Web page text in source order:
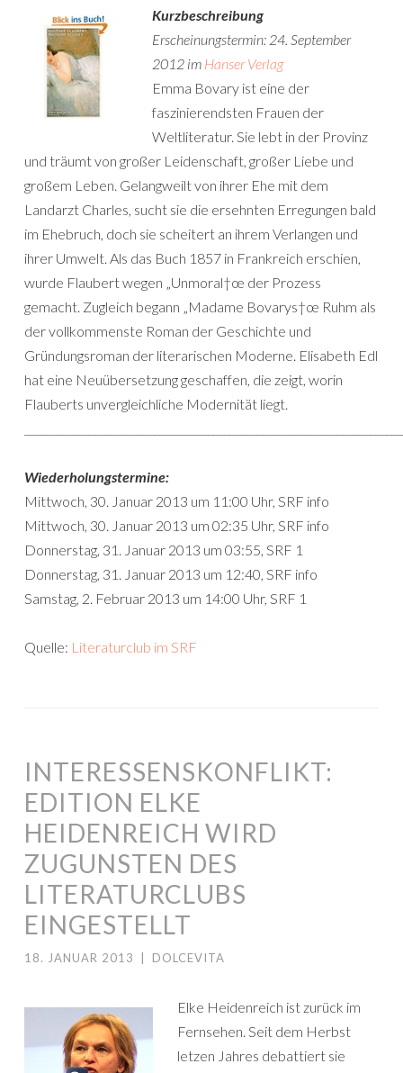
Kurzbeschreibung
Erscheinungstermin: 24. September
2012 im Hanser Verlag
Emma Bovary ist eine der
faszinierendsten Frauen der
Weltliteratur. Sie lebt in der Provinz
und träumt von großer Leidenschaft, großer Liebe und
großem Leben. Gelangweilt von ihrer Ehe mit dem
Landarzt Charles, sucht sie die ersehnten Erregungen bald
im Ehebruch, doch sie scheitert an ihrem Verlangen und
ihrer Umwelt. Als das Buch 1857 in Frankreich erschien,
wurde Flaubert wegen „Unmoral†œ der Prozess
gemacht. Zugleich begann „Madame Bovarys†œ Ruhm als
der vollkommenste Roman der Geschichte und
Gründungsroman der literarischen Moderne. Elisabeth Edl
hat eine Neuübersetzung geschaffen, die zeigt, worin
Flauberts unvergleichliche Modernität liegt.
Wiederholungstermine:
Mittwoch, 30. Januar 2013 um 11:00 Uhr, SRF info
Mittwoch, 30. Januar 2013 um 02:35 Uhr, SRF info
Donnerstag, 31. Januar 2013 um 03:55, SRF 1
Donnerstag, 31. Januar 2013 um 12:40, SRF info
Samstag, 2. Februar 2013 um 14:00 Uhr, SRF 1
Quelle: Literaturclub im SRF
INTERESSENSKONFLIKT:
EDITION ELKE
HEIDENREICH WIRD
ZUGUNSTEN DES
LITERATURCLUBS
EINGESTELLT
18. JANUAR 2013 DOLCEVITA
Elke Heidenreich ist zurück im
Fernsehen. Seit dem Herbst
letzen Jahres debattiert sie